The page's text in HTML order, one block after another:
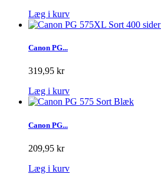
Læg i kurv
Canon PG...
319,95 kr
Læg i kurv
Canon PG...
209,95 kr
Læg i kurv